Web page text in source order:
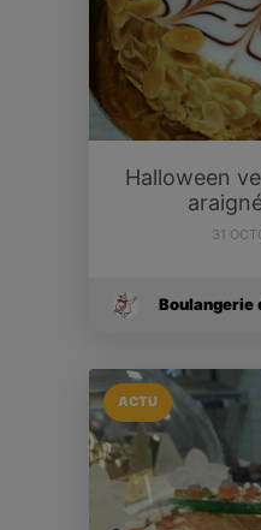
Halloween
31
Boulangerie
ACTU